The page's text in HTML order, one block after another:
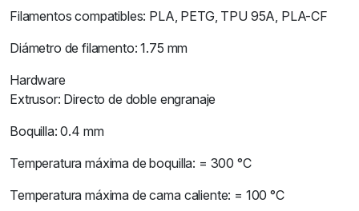
Filamentos compatibles: PLA, PETG, TPU 95A, PLA-CF
Diámetro de filamento: 1.75 mm
Hardware
Extrusor: Directo de doble engranaje
Boquilla: 0.4 mm
Temperatura máxima de boquilla: = 300 °C
Temperatura máxima de cama caliente: = 100 °C